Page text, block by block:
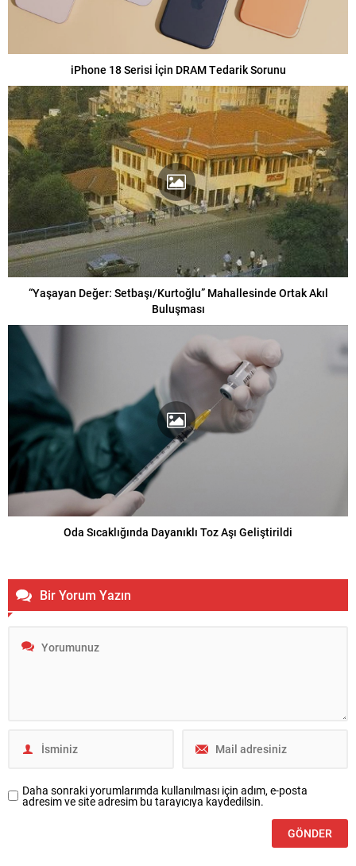
iPhone 18 Serisi İçin DRAM Tedarik Sorunu
“Yaşayan Değer: Setbaşı/Kurtoğlu” Mahallesinde Ortak Akıl
Buluşması
Oda Sıcaklığında Dayanıklı Toz Aşı Geliştirildi
Bir Yorum Yazın
Daha sonraki yorumlarımda kullanılması için adım, e-posta
adresim ve site adresim bu tarayıcıya kaydedilsin.